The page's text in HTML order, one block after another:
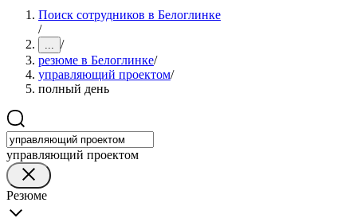
Поиск сотрудников в Белоглинке
/
... /
резюме в Белоглинке/
управляющий проектом/
полный день
управляющий проектом
Резюме